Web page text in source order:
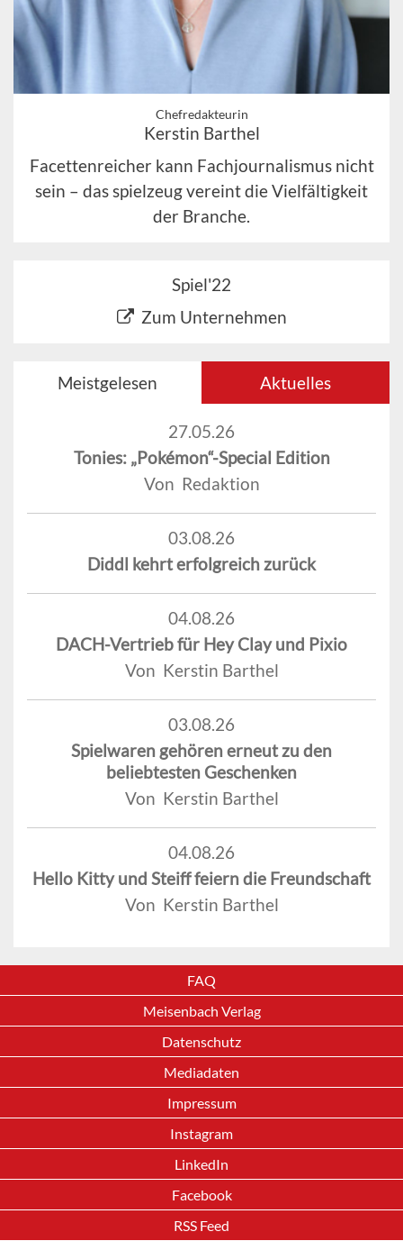
Chefredakteurin
Kerstin Barthel
Facettenreicher kann Fachjournalismus nicht
sein – das spielzeug vereint die Vielfältigkeit
der Branche.
Spiel'22
Zum Unternehmen
Meistgelesen Aktuelles
27.05.26
Tonies: „Pokémon“-Special Edition
Von Redaktion
03.08.26
Diddl kehrt erfolgreich zurück
04.08.26
DACH-Vertrieb für Hey Clay und Pixio
Von Kerstin Barthel
03.08.26
Spielwaren gehören erneut zu den
beliebtesten Geschenken
Von Kerstin Barthel
04.08.26
Hello Kitty und Steiff feiern die Freundschaft
Von Kerstin Barthel
FAQ
Meisenbach Verlag
Datenschutz
Mediadaten
Impressum
Instagram
LinkedIn
Facebook
RSS Feed